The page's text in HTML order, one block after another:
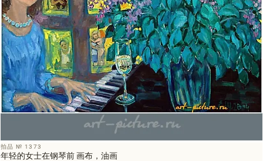
拍品 № 1373
年轻的女士在钢琴前 画布，油画